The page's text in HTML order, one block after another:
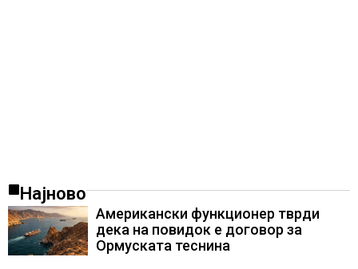
Најново
Американски функционер тврди
дека на повидок е договор за
Ормуската теснина